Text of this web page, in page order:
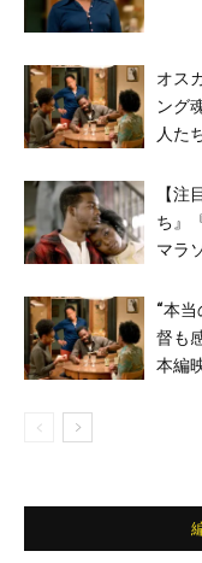
オス
ング
人た
【注
ち』
マラ
“本
督も
本編